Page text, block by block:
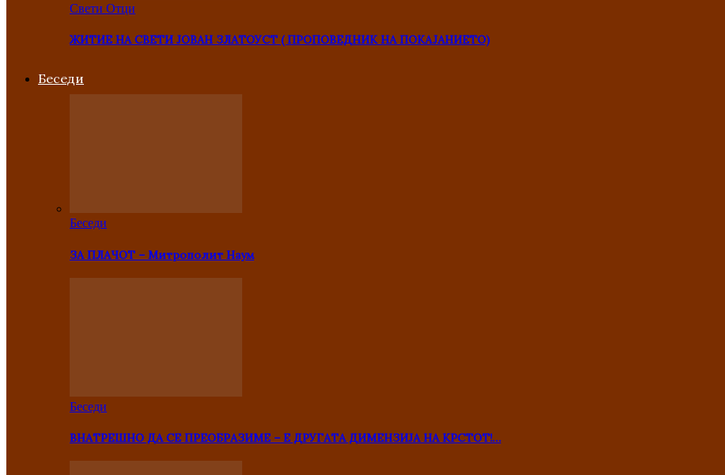
Свети Отци
ЖИТИЕ НА СВЕТИ ЈОВАН ЗЛАТОУСТ ( ПРОПОВЕДНИК НА ПОКАЈАНИЕТО)
Беседи
Беседи
ЗА ПЛАЧОТ – Митрополит Наум
Беседи
ВНАТРЕШНО ДА СЕ ПРЕОБРАЗИМЕ – Е ДРУГАТА ДИМЕНЗИЈА НА КРСТОТ!…